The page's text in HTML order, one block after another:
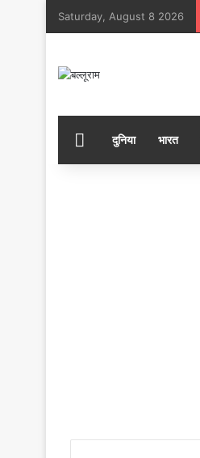
Saturday, August 8 2026
दुनिया भारत